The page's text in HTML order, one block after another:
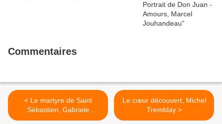
Commentaires
< Le martyre de Saint
Sébastien, Gabriele
d'Annunzio (1911)
Le cœur découvert, Michel
Tremblay >